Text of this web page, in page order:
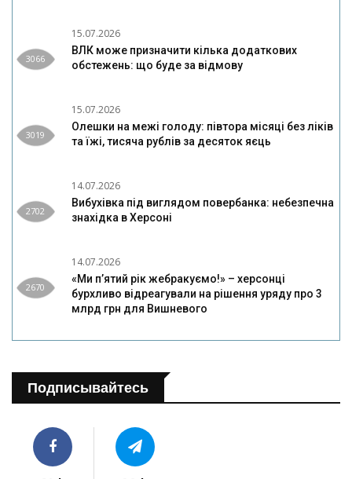
3066
15.07.2026
ВЛК може призначити кілька додаткових
обстежень: що буде за відмову
3019
15.07.2026
Олешки на межі голоду: півтора місяці без ліків
та їжі, тисяча рублів за десяток яєць
2702
14.07.2026
Вибухівка під виглядом повербанка: небезпечна
знахідка в Херсоні
2670
14.07.2026
«Ми п’ятий рік жебракуємо!» – херсонці
бурхливо відреагували на рішення уряду про 3
млрд грн для Вишневого
Подписывайтесь